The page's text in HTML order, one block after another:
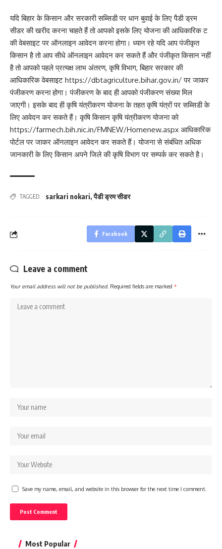
यदि बिहार के किसान और सरकारी सब्सिडी पर धान बुवाई के लिए पैडी ड्रम
सीडर की खरीद करना चाहते हैं तो आपको इसके लिए योजना की आधिकारिक ट
की वेबसाइट पर ऑनलाइन आवेदन करना होगा। ध्यान रहे यदि आप पंजीकृत
किसान है तो आप सीधे ऑनलाइन आवेदन कर सकते हैं और पंजीकृत किसान नहीं
है तो आपको पहले प्रत्यक्ष लाभ अंतरण, कृषि विभाग, बिहार सरकार की
आधिकारिक वेबसाइट https://dbtagriculture.bihar.gov.in/ पर जाकर
पंजीकरण करना होगा। पंजीकरण के बाद ही आपको पंजीकरण संख्या मिल
जाएगी। इसके बाद ही कृषि यंत्रीकरण योजना के तहत कृषि यंत्रों पर सब्सिडी के
लिए आवेदन कर सकते हैं। कृषि किसान कृषि यंत्रीकरण योजना को
https://farmech.bih.nic.in/FMNEW/Homenew.aspx आधिकारिक
पोर्टल पर जाकर ऑनलाइन आवेदन कर सकते हैं। योजना से संबंधित अधिक
जानकारी के लिए किसान अपने जिले की कृषि विभाग पर सम्पर्क कर सकते है।
TAGGED: sarkari nokari,पैडी ड्रम सीडर
Facebook
Leave a comment
Your email address will not be published. Required fields are marked *
Save my name, email, and website in this browser for the next time I comment.
Most Popular